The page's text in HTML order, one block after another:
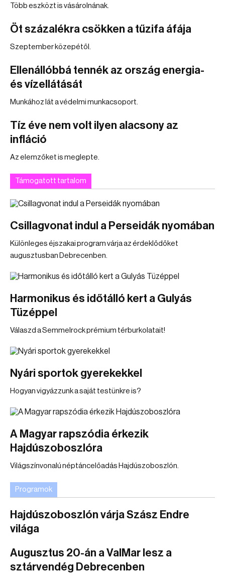
Több eszközt is vásárolnának.
Öt százalékra csökken a tűzifa áfája
Szeptember közepétől.
Ellenállóbbá tennék az ország energia-
és vízellátását
Munkához lát a védelmi munkacsoport.
Tíz éve nem volt ilyen alacsony az
infláció
Az elemzőket is meglepte.
Támogatott tartalom
Csillagvonat indul a Perseidák nyomában
Különleges éjszakai program várja az érdeklődőket
augusztusban Debrecenben.
Harmonikus és időtálló kert a Gulyás
Tüzéppel
Válaszd a Semmelrock prémium térburkolatait!
Nyári sportok gyerekekkel
Hogyan vigyázzunk a saját testünkre is?
A Magyar rapszódia érkezik
Hajdúszoboszlóra
Világszínvonalú néptáncelőadás Hajdúszoboszlón.
Programok
Hajdúszoboszlón várja Szász Endre
világa
Augusztus 20-án a ValMar lesz a
sztárvendég Debrecenben